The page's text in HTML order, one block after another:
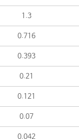
1.3
0.716
0.393
0.21
0.121
0.07
0.042